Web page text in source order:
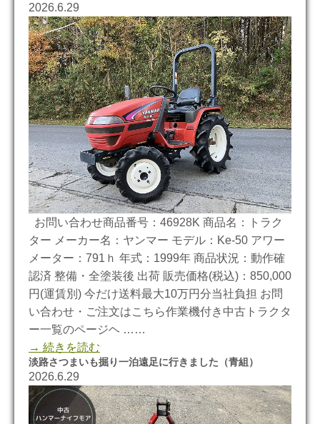
2026.6.29
お問い合わせ商品番号：46928K 商品名：トラク
ター メーカー名：ヤンマー モデル：Ke-50 アワー
メーター：791ｈ 年式：1999年 商品状況：動作確
認済 整備・全塗装後 出荷 販売価格(税込)：850,000
円(運賃別) 今だけ送料最大10万円分当社負担 お問
い合わせ・ご注文はこちら作業機付き中古トラクタ
ー一覧のページヘ ……
→ 続きを読む
淡路さつまいも掘り一泊遠足に行きました（青組）
2026.6.29